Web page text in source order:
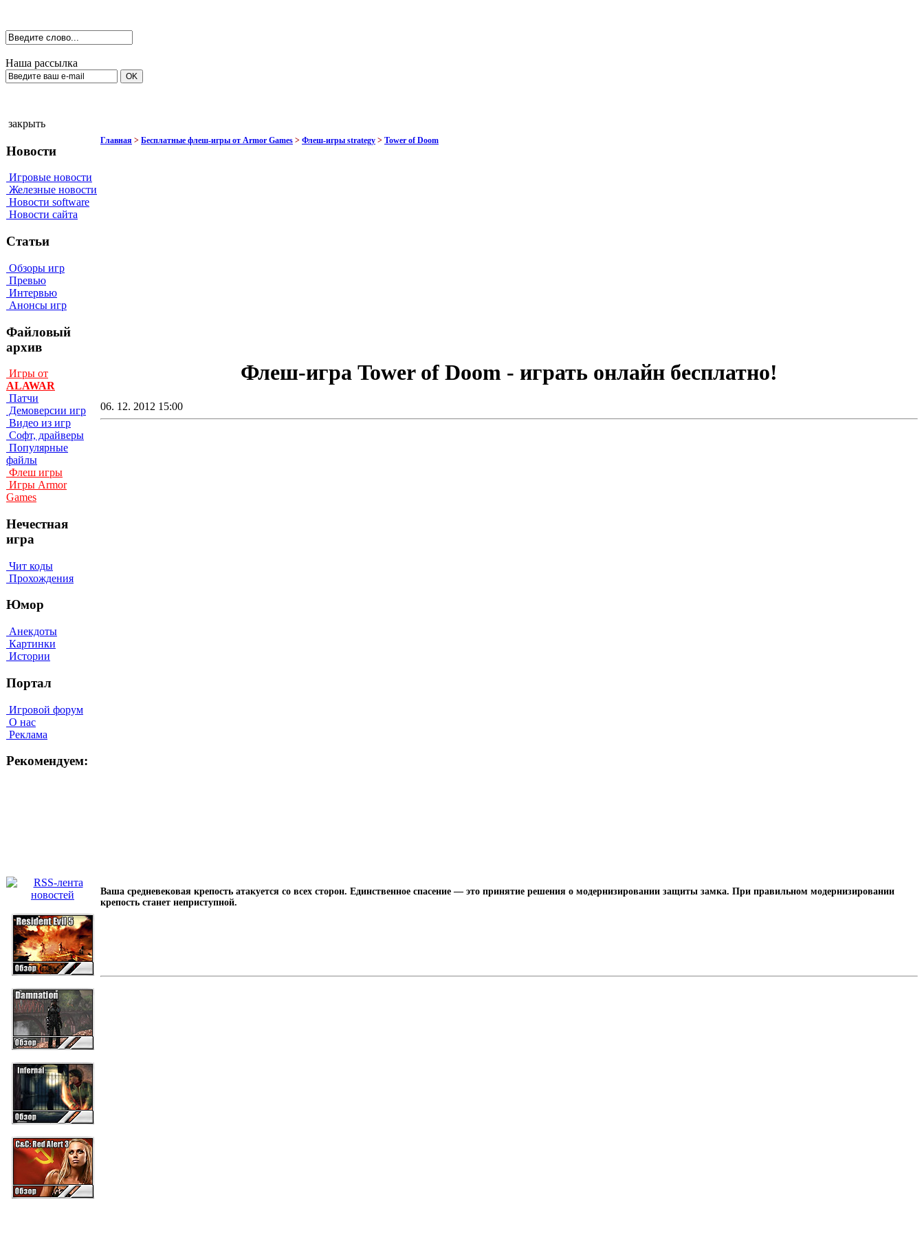
Наша рассылка
закрыть
Новости
Игровые новости
Железные новости
Новости software
Новости сайта
Статьи
Обзоры игр
Превью
Интервью
Анонсы игр
Файловый
архив
Игры от
ALAWAR
Патчи
Демоверсии игр
Видео из игр
Софт, драйверы
Популярные
файлы
Флеш игры
Игры Armor
Games
Нечестная
игра
Чит коды
Прохождения
Юмор
Анекдоты
Картинки
Истории
Портал
Игровой форум
О нас
Реклама
Рекомендуем:
Главная > Бесплатные флеш-игры от Armor Games > Флеш-игры strategy > Tower of Doom
Флеш-игра Tower of Doom - играть онлайн бесплатно!
06. 12. 2012 15:00
Ваша средневековая крепость атакуется со всех сторон. Единственное спасение — это принятие решения о модернизировании защиты замка. При правильном модернизировании
крепость станет неприступной.